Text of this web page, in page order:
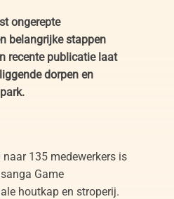
ongerepte
belangrijke stappen
recente publicatie laat
dorpen en
135 medewerkers is
Game
houtkap en stroperij.